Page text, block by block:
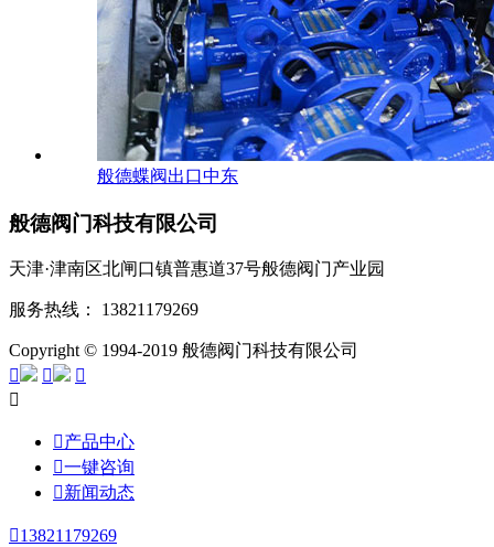
般德蝶阀出口中东
般德阀门科技有限公司
天津·津南区北闸口镇普惠道37号般德阀门产业园
服务热线： 13821179269
Copyright © 1994-2019 般德阀门科技有限公司




产品中心
一键咨询
新闻动态
13821179269